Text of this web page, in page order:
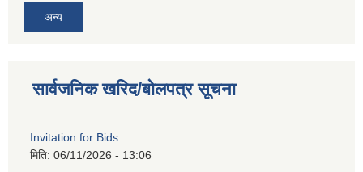
अन्य
सार्वजनिक खरिद/बोलपत्र सूचना
Invitation for Bids
मिति: 06/11/2026 - 13:06